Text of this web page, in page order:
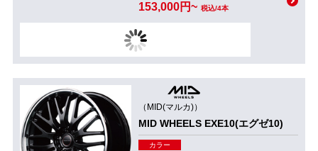
153,000円~ 税込/4本
（MID(マルカ)）
MID WHEELS EXE10(エグゼ10)
カラー